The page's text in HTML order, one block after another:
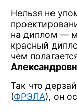
Нельзя не
на диплом —
красный
чем
Так что
(ФРЭЛА), он